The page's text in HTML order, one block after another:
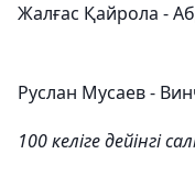
Жалғас Қайрола -
Руслан Мусаев -
100 келіге дейінгі